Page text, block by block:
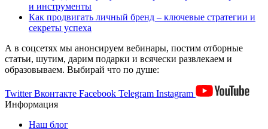
и инструменты
Как продвигать личный бренд – ключевые стратегии и
секреты успеха
А в соцсетях мы анонсируем вебинары, постим отборные
статьи, шутим, дарим подарки и всячески развлекаем и
образовываем. Выбирай что по душе:
TwitterВконтакте Facebook Telegram Instagram
Информация
Наш блог